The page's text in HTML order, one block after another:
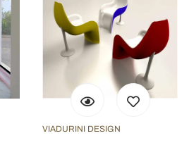
VIADURINI DESIGN